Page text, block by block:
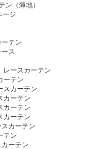
ン（薄地）
ージ
テン
ス
レースカーテン
ーテン
スカーテン
カーテン
カーテン
カーテン
カーテン
テン
ーテン